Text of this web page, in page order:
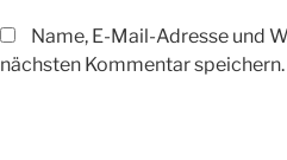
Name, E-Mail-Adresse und
nächsten Kommentar speichern.